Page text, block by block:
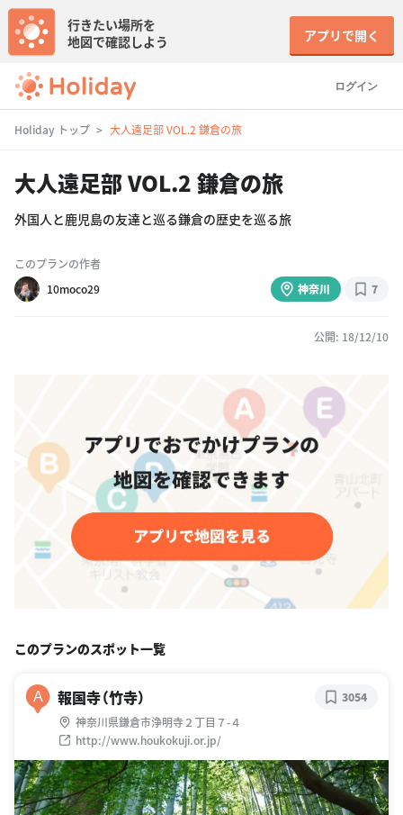
ログイン
行きたい場所を
地図で確認しよう
アプリで開く
Holiday トップ 大人遠足部 VOL.2 鎌倉の旅
大人遠足部 VOL.2 鎌倉の旅
外国人と鹿児島の友達と巡る鎌倉の歴史を巡る旅
このプランの作者
10moco29
神奈川 7
公開: 18/12/10
このプランのスポット一覧
A 報国寺（竹寺）
神奈川県鎌倉市浄明寺２丁目７-４
http://www.houkokuji.or.jp/
3054